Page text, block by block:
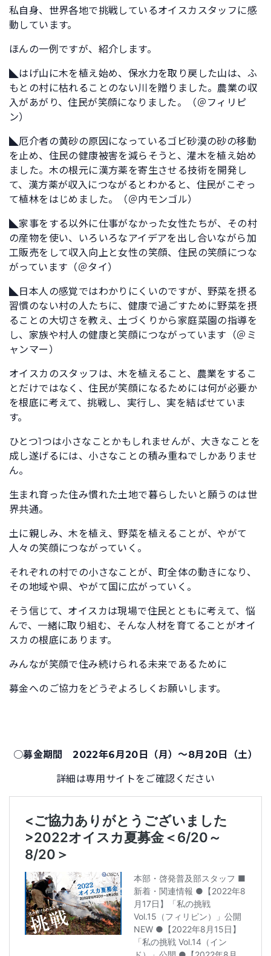
私自身、世界各地で挑戦しているオイスカスタッフに感
動しています。
ほんの一例ですが、紹介します。
◣はげ山に木を植え始め、保水力を取り戻した山は、ふ
もとの村に枯れることのない川を贈りました。農業の収
入があがり、住民が笑顔になりました。（＠フィリピ
ン）
◣厄介者の黄砂の原因になっているゴビ砂漠の砂の移動
を止め、住民の健康被害を減らそうと、灌木を植え始め
ました。木の根元に漢方薬を寄生させる技術を開発し
て、漢方薬が収入につながるとわかると、住民がこぞっ
て植林をはじめました。（＠内モンゴル）
◣家事をする以外に仕事がなかった女性たちが、その村
の産物を使い、いろいろなアイデアを出し合いながら加
工販売をして収入向上と女性の笑顔、住民の笑顔につな
がっています（＠タイ）
◣日本人の感覚ではわかりにくいのですが、野菜を摂る
習慣のない村の人たちに、健康で過ごすために野菜を摂
ることの大切さを教え、土づくりから家庭菜園の指導を
し、家族や村人の健康と笑顔につながっています（＠ミ
ャンマー）
オイスカのスタッフは、木を植えること、農業をするこ
とだけではなく、住民が笑顔になるためには何が必要か
を根底に考えて、挑戦し、実行し、実を結ばせていま
す。
ひとつ1つは小さなことかもしれませんが、大きなことを
成し遂げるには、小さなことの積み重ねでしかありませ
ん。
生まれ育った住み慣れた土地で暮らしたいと願うのは世
界共通。
土に親しみ、木を植え、野菜を植えることが、やがて
人々の笑顔につながっていく。
それぞれの村での小さなことが、町全体の動きになり、
その地域や県、やがて国に広がっていく。
そう信じて、オイスカは現場で住民とともに考えて、悩
んで、一緒に取り組む、そんな人材を育てることがオイ
スカの根底にあります。
みんなが笑顔で住み続けられる未来であるために
募金へのご協力をどうぞよろしくお願いします。
○募金期間 2022年6月20日（月）～8月20日（土）
詳細は専用サイトをご確認ください